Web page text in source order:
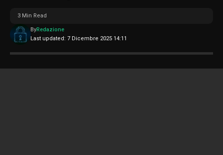
Last updated: 7 Dicembre 2025 14:11
ByRedazione
3 Min Read